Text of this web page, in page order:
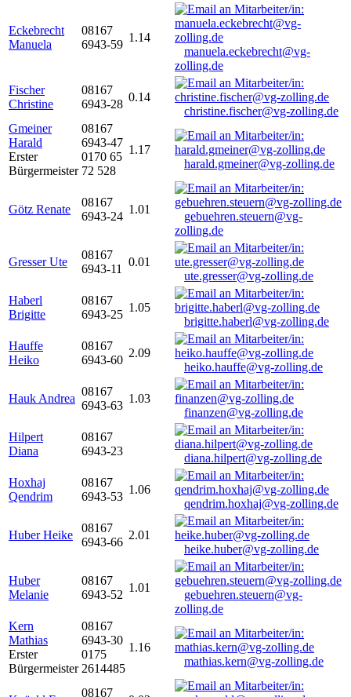
Eckebrecht
Manuela
08167
6943-59
1.14
manuela.eckebrecht@vg-
zolling.de
Fischer
Christine
08167
6943-28
0.14
christine.fischer@vg-zolling.de
Gmeiner
Harald
Erster
Bürgermeister
08167
6943-47
0170 65
72 528
1.17
harald.gmeiner@vg-zolling.de
Götz Renate
08167
6943-24
1.01
gebuehren.steuern@vg-
zolling.de
Gresser Ute
08167
6943-11
0.01
ute.gresser@vg-zolling.de
Haberl
Brigitte
08167
6943-25
1.05
brigitte.haberl@vg-zolling.de
Hauffe
Heiko
08167
6943-60
2.09
heiko.hauffe@vg-zolling.de
Hauk Andrea
08167
6943-63
1.03
finanzen@vg-zolling.de
Hilpert
Diana
08167
6943-23
diana.hilpert@vg-zolling.de
Hoxhaj
Qendrim
08167
6943-53
1.06
qendrim.hoxhaj@vg-zolling.de
Huber Heike
08167
6943-66
2.01
heike.huber@vg-zolling.de
Huber
Melanie
08167
6943-52
1.01
gebuehren.steuern@vg-
zolling.de
Kern
Mathias
Erster
Bürgermeister
08167
6943-30
0175
2614485
1.16
mathias.kern@vg-zolling.de
08167